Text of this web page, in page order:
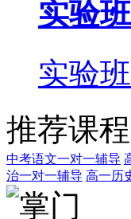
实验
实验班
推荐课程
中考语文一对一辅导
治一对一辅导 高一历